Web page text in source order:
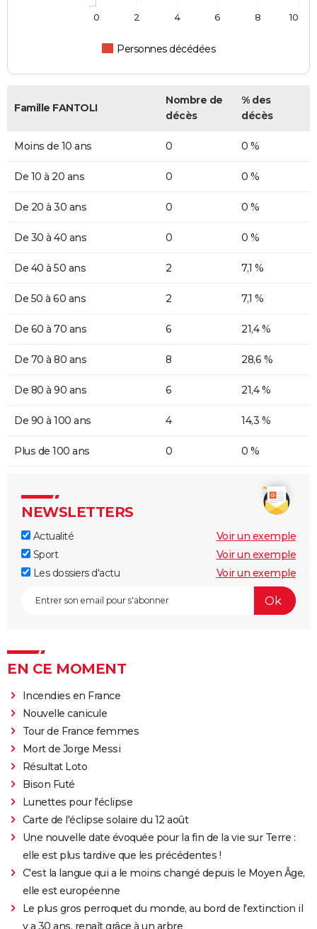
Personnes décédées
0 2 4 6 8 10
Famille FANTOLI
Nombre de
décès
% des
décès
Moins de 10 ans 0 0 %
De 10 à 20 ans 0 0 %
De 20 à 30 ans 0 0 %
De 30 à 40 ans 0 0 %
De 40 à 50 ans 2 7,1 %
De 50 à 60 ans 2 7,1 %
De 60 à 70 ans 6 21,4 %
De 70 à 80 ans 8 28,6 %
De 80 à 90 ans 6 21,4 %
De 90 à 100 ans 4 14,3 %
Plus de 100 ans 0 0 %
NEWSLETTERS
Actualité
Voir un exemple
Sport
Voir un exemple
Les dossiers d'actu
Voir un exemple
EN CE MOMENT
Incendies en France
Nouvelle canicule
Tour de France femmes
Mort de Jorge Messi
Résultat Loto
Bison Futé
Lunettes pour l'éclipse
Carte de l'éclipse solaire du 12 août
Une nouvelle date évoquée pour la fin de la vie sur Terre :
elle est plus tardive que les précédentes !
C'est la langue qui a le moins changé depuis le Moyen Âge,
elle est européenne
Le plus gros perroquet du monde, au bord de l'extinction il
y a 30 ans, renaît grâce à un arbre